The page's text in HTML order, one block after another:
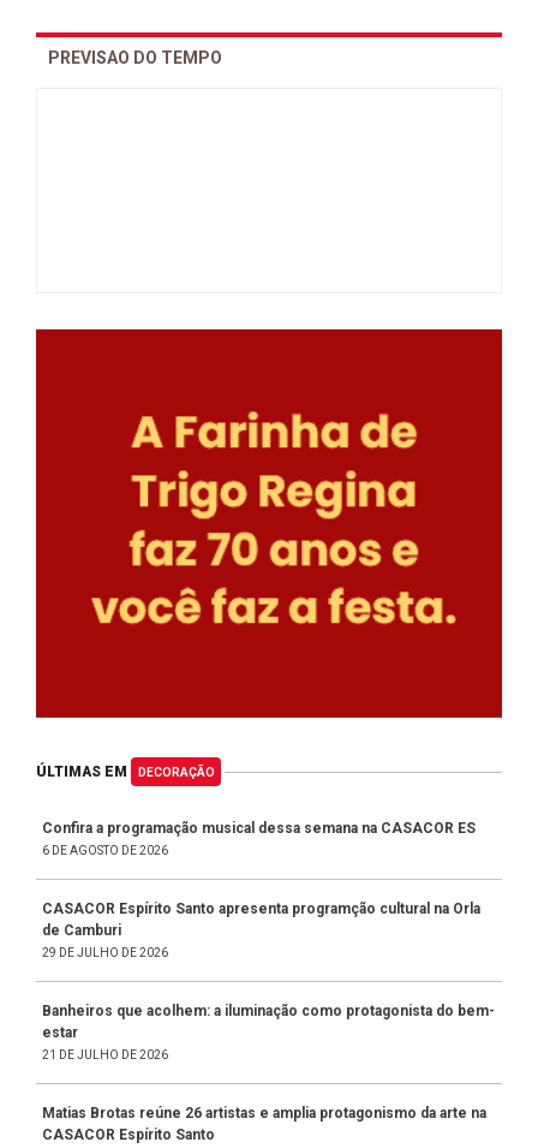
PREVISAO DO TEMPO
ÚLTIMAS EM DECORAÇÃO
Confira a programação musical dessa semana na CASACOR ES
6 DE AGOSTO DE 2026
CASACOR Espírito Santo apresenta programção cultural na Orla
de Camburi
29 DE JULHO DE 2026
Banheiros que acolhem: a iluminação como protagonista do bem-
estar
21 DE JULHO DE 2026
Matias Brotas reúne 26 artistas e amplia protagonismo da arte na
CASACOR Espírito Santo